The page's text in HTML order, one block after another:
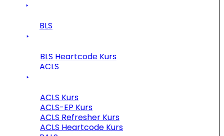
BLS
BLS Heartcode Kurs
ACLS
ACLS Kurs
ACLS-EP Kurs
ACLS Refresher Kurs
ACLS Heartcode Kurs